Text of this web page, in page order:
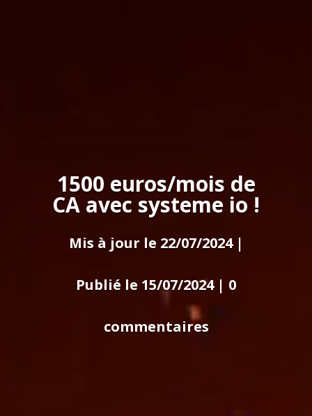
1500 euros/mois de
CA avec systeme io !
Mis à jour le 22/07/2024 |
Publié le 15/07/2024| 0
commentaires